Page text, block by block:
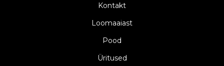
Kontakt
Loomaaiast
Pood
Üritused